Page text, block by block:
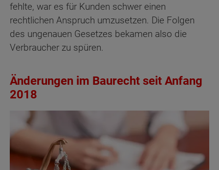
fehlte, war es für Kunden schwer einen
rechtlichen Anspruch umzusetzen. Die Folgen
des ungenauen Gesetzes bekamen also die
Verbraucher zu spüren.
Änderungen im Baurecht seit Anfang
2018